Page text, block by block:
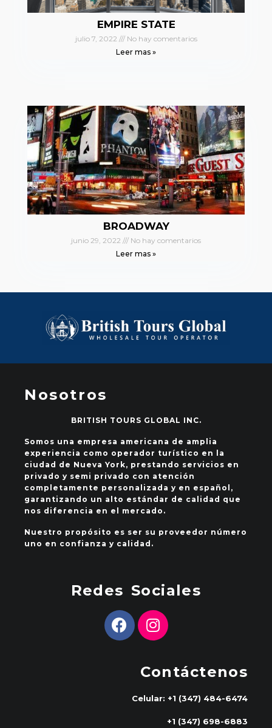
EMPIRE STATE
julio 7, 2022
No hay comentarios
Leer mas »
BROADWAY
junio 29, 2022
No hay comentarios
Leer mas »
Nosotros
BRITISH TOURS GLOBAL INC.
Somos una empresa americana de amplia
experiencia como operador turístico en la
ciudad de Nueva York, prestando servicios en
privado y semi privado con atención
completamente personalizada y en español,
garantizando un alto estándar de calidad que
nos diferencia en el mercado.
Nuestro propósito es ser su proveedor número
uno en confianza y calidad.
Redes Sociales
Contáctenos
Celular: +1 (347) 484-6474
+1 (347) 698-6883